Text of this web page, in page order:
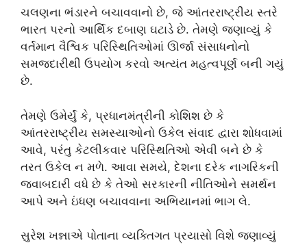
ચલણના ભંડારને બચાવવાનો છે, જે આંતરરાષ્ટ્રીય સ્તરે
ભારત પરનો આર્થિક દબાણ ઘટાડે છે. તેમણે જણાવ્યું કે
વર્તમાન વૈશ્વિક પરિસ્થિતિઓમાં ઊર્જા સંસાધનોનો
સમજદારીથી ઉપયોગ કરવો અત્યંત મહત્વપૂર્ણ બની ગયું
છે.
તેમણે ઉમેર્યું કે, પ્રધાનમંત્રીની કોશિશ છે કે
આંતરરાષ્ટ્રીય સમસ્યાઓનો ઉકેલ સંવાદ દ્વારા શોધવામાં
આવે, પરંતુ કેટલીકવાર પરિસ્થિતિઓ એવી બને છે કે
તરત ઉકેલ ન મળે. આવા સમયે, દેશના દરેક નાગરિકની
જવાબદારી વધે છે કે તેઓ સરકારની નીતિઓને સમર્થન
આપે અને ઇંધણ બચાવવાના અભિયાનમાં ભાગ લે.
સુરેશ ખન્નાએ પોતાના વ્યક્તિગત પ્રયાસો વિશે જણાવ્યું